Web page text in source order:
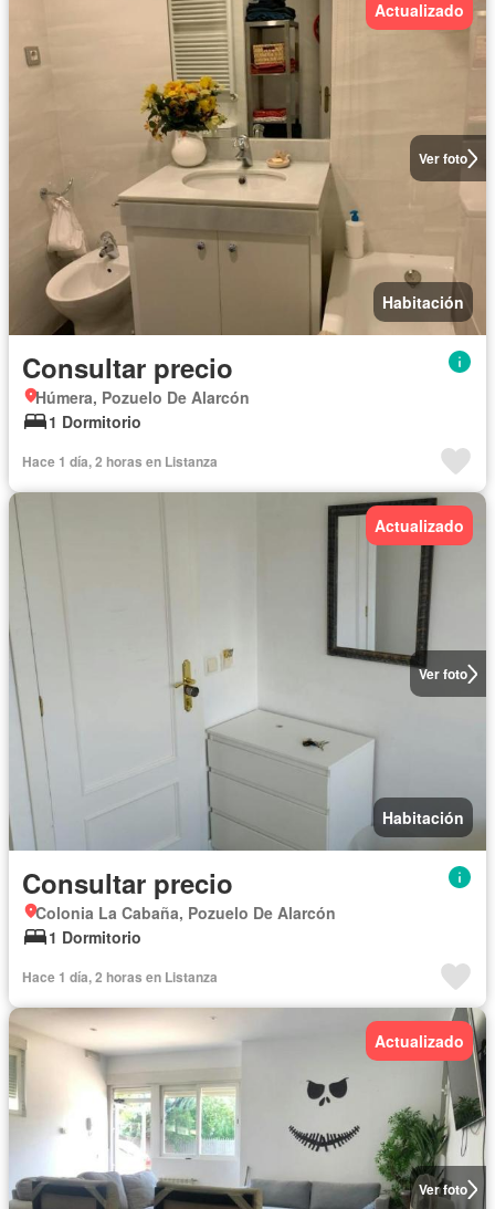
Ver foto
Actualizado
Habitación
Consultar precio
Húmera, Pozuelo De Alarcón
1 Dormitorio
Hace 1 día, 2 horas en Listanza
Ver foto
Actualizado
Habitación
Consultar precio
Colonia La Cabaña, Pozuelo De Alarcón
1 Dormitorio
Hace 1 día, 2 horas en Listanza
Ver foto
Actualizado